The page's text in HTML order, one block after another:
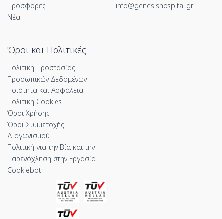
Προσφορές
Νέα
info@genesishospital.gr
Όροι και Πολιτικές
Πολιτική Προστασίας
Προσωπικών Δεδομένων
Ποιότητα και Ασφάλεια
Πολιτική Cookies
Όροι Χρήσης
Όροι Συμμετοχής
Διαγωνισμού
Πολιτική για την Βία και την
Παρενόχληση στην Εργασία
Cookiebot